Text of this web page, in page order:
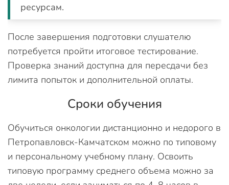
ресурсам.
После завершения подготовки слушателю
потребуется пройти итоговое тестирование.
Проверка знаний доступна для пересдачи без
лимита попыток и дополнительной оплаты.
Сроки обучения
Обучиться онкологии дистанционно и недорого в
Петропавловск-Камчатском можно по типовому
и персональному учебному плану. Освоить
типовую программу среднего объема можно за